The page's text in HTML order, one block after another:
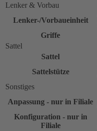
Lenker & Vorbau
Lenker-/Vorbaueinheit
Griffe
Sattel
Sattel
Sattelstütze
Sonstiges
Anpassung - nur in Filiale
Konfiguration - nur in
Filiale